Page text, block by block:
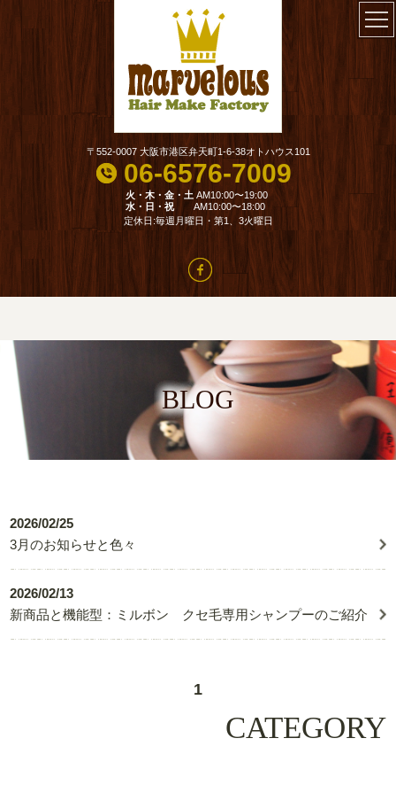
〒552-0007 大阪市港区弁天町1-6-38オトハウス101
06-6576-7009
火・木・金・土 AM10:00〜19:00
水・日・祝
AM10:00〜18:00
定休日:毎週月曜日・第1、3火曜日
BLOG
2026/02/25
3月のお知らせと色々
2026/02/13
新商品と機能型：ミルボン クセ毛専用シャンプーのご紹介
1
CATEGORY